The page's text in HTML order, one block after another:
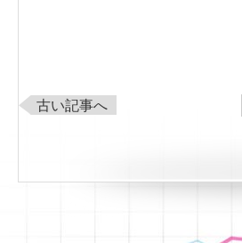
古い記事へ